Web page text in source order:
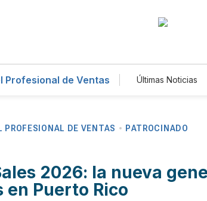
Profesional de Ventas Últimas Noticias
Edictos
PROFESIONAL DE VENTAS PATROCINADO
2026: la nueva
Puerto Rico